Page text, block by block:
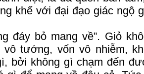
khế với đại đạo giác ngộ
đáy bỏ mang về”. Giỏ
vô tướng, vốn vô nhiễm,
bởi không gì chạm đến